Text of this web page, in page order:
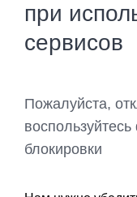
при
сервисов
Пожалуйста,
блокировки